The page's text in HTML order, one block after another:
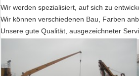
Wir werden spezialisiert, auf sich zu
Wir können verschiedenen Bau, Farben
Unsere gute Qualität, ausgezeichneter